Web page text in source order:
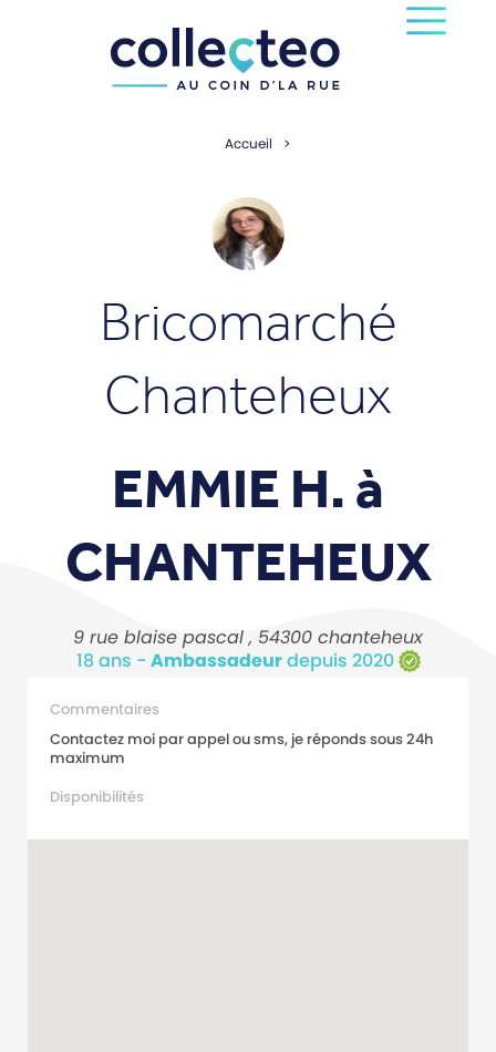
Accueil
Bricomarché
Chanteheux
EMMIE H. à
CHANTEHEUX
9 rue blaise pascal , 54300 chanteheux
18 ans - Ambassadeurdepuis 2020
Commentaires
Contactez moi par appel ou sms, je réponds sous 24h
maximum
Disponibilités